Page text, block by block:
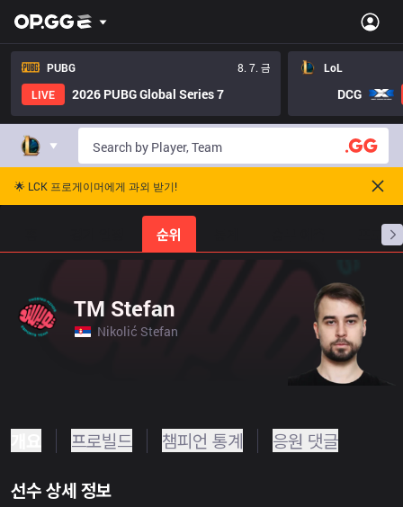
PUBG
8. 7. 금
LIVE
2026 PUBG Global Series 7
LoL
DCG
🌟 LCK 프로게이머에게 과외 받기!
순위 프로빌
TM Stefan
Nikolić Stefan
프로빌드 챔피언 통계 응원 댓글
선수 상세 정보